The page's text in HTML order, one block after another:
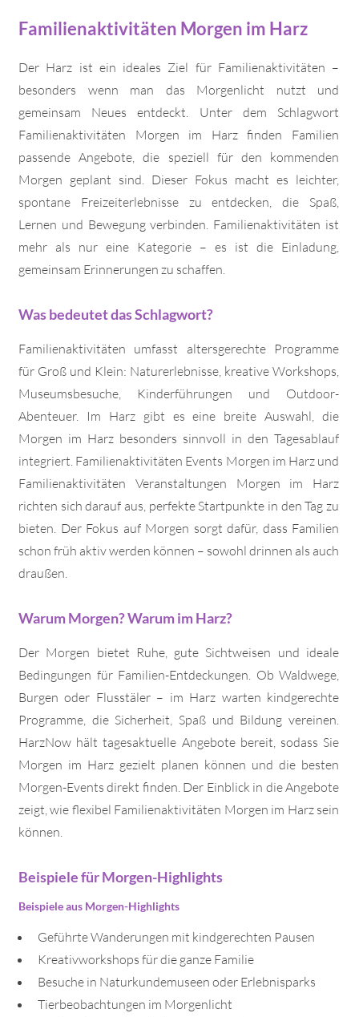
Familienaktivitäten Morgen im Harz
Der Harz ist ein ideales Ziel für Familienaktivitäten –
besonders wenn man das Morgenlicht nutzt und
gemeinsam Neues entdeckt. Unter dem Schlagwort
Familienaktivitäten Morgen im Harz finden Familien
passende Angebote, die speziell für den kommenden
Morgen geplant sind. Dieser Fokus macht es leichter,
spontane Freizeiterlebnisse zu entdecken, die Spaß,
Lernen und Bewegung verbinden. Familienaktivitäten ist
mehr als nur eine Kategorie – es ist die Einladung,
gemeinsam Erinnerungen zu schaffen.
Was bedeutet das Schlagwort?
Familienaktivitäten umfasst altersgerechte Programme
für Groß und Klein: Naturerlebnisse, kreative Workshops,
Museumsbesuche, Kinderführungen und Outdoor-
Abenteuer. Im Harz gibt es eine breite Auswahl, die
Morgen im Harz besonders sinnvoll in den Tagesablauf
integriert. Familienaktivitäten Events Morgen im Harz und
Familienaktivitäten Veranstaltungen Morgen im Harz
richten sich darauf aus, perfekte Startpunkte in den Tag zu
bieten. Der Fokus auf Morgen sorgt dafür, dass Familien
schon früh aktiv werden können – sowohl drinnen als auch
draußen.
Warum Morgen? Warum im Harz?
Der Morgen bietet Ruhe, gute Sichtweisen und ideale
Bedingungen für Familien-Entdeckungen. Ob Waldwege,
Burgen oder Flusstäler – im Harz warten kindgerechte
Programme, die Sicherheit, Spaß und Bildung vereinen.
HarzNow hält tagesaktuelle Angebote bereit, sodass Sie
Morgen im Harz gezielt planen können und die besten
Morgen-Events direkt finden. Der Einblick in die Angebote
zeigt, wie flexibel Familienaktivitäten Morgen im Harz sein
können.
Beispiele für Morgen-Highlights
Beispiele aus Morgen-Highlights
Geführte Wanderungen mit kindgerechten Pausen
Kreativworkshops für die ganze Familie
Besuche in Naturkundemuseen oder Erlebnisparks
Tierbeobachtungen im Morgenlicht